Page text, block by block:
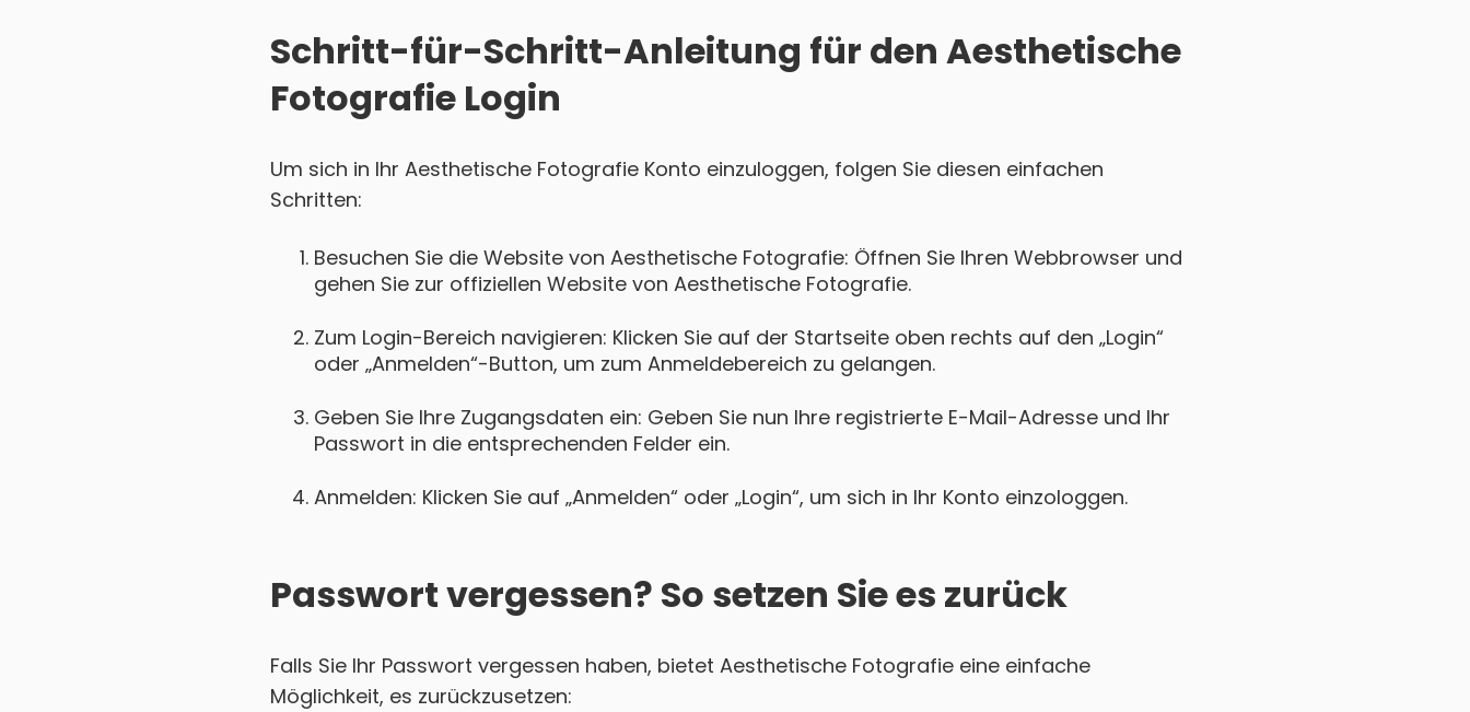
Schritt-für-Schritt-Anleitung für den Aesthetische
Fotografie Login
Um sich in Ihr Aesthetische Fotografie Konto einzuloggen, folgen Sie diesen einfachen
Schritten:
Besuchen Sie die Website von Aesthetische Fotografie: Öffnen Sie Ihren Webbrowser und
gehen Sie zur offiziellen Website von Aesthetische Fotografie.
Zum Login-Bereich navigieren: Klicken Sie auf der Startseite oben rechts auf den „Login“
oder „Anmelden“-Button, um zum Anmeldebereich zu gelangen.
Geben Sie Ihre Zugangsdaten ein: Geben Sie nun Ihre registrierte E-Mail-Adresse und Ihr
Passwort in die entsprechenden Felder ein.
Anmelden: Klicken Sie auf „Anmelden“ oder „Login“, um sich in Ihr Konto einzologgen.
Passwort vergessen? So setzen Sie es zurück
Falls Sie Ihr Passwort vergessen haben, bietet Aesthetische Fotografie eine einfache
Möglichkeit, es zurückzusetzen: